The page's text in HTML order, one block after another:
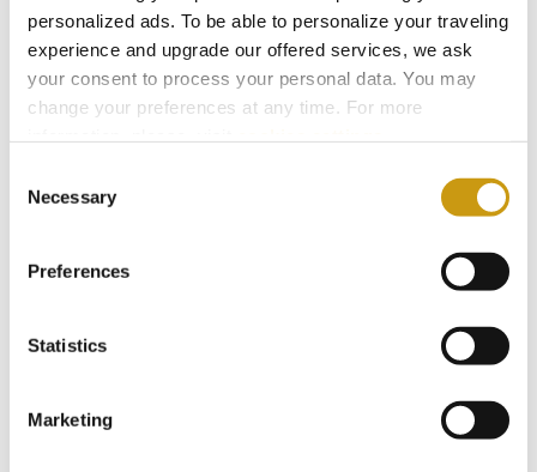
personalized ads. To be able to personalize your traveling
experience and upgrade our offered services, we ask
your consent to process your personal data. You may
change your preferences at any time. For more
Selection
Necessary
Preferences
Statistics
Marketing
et profitez des explications de votre
guide sur les traditions agricoles
locales et la vie rurale. Idéal pour les
familles, les couples et les petits
groupes, avec transferts depuis l'hôtel
inclus et une visite facultative du site
archéologique de Cnossos.